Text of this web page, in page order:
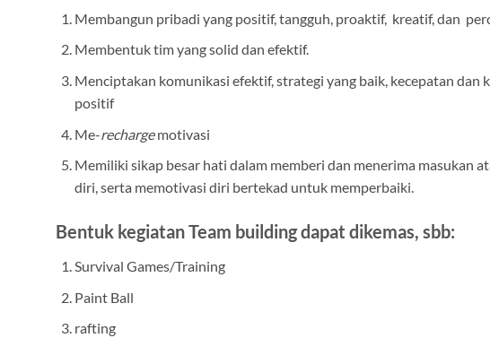
Membangun pribadi yang positif, tangguh, proaktif, kreatif, dan
Membentuk tim yang solid dan efektif.
Menciptakan komunikasi efektif, strategi yang baik, kecepatan
positif
Me-rechargemotivasi
Memiliki sikap besar hati dalam memberi dan menerima masukan
diri, serta memotivasi diri bertekad untuk memperbaiki.
Bentuk kegiatan Team building dapat dikemas, sbb:
Survival Games/Training
Paint Ball
rafting